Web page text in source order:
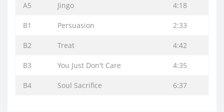
A5 Jingo 4:18
B1 Persuasion 2:33
B2 Treat 4:42
B3 You Just Don't Care 4:35
B4 Soul Sacrifice 6:37